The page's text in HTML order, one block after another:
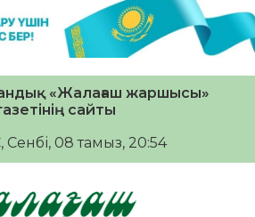
«Жалағаш жаршысы»
сайты
, Сенбі, 08 тамыз, 20:54